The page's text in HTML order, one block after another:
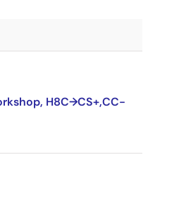
H8C→CS+,CC-